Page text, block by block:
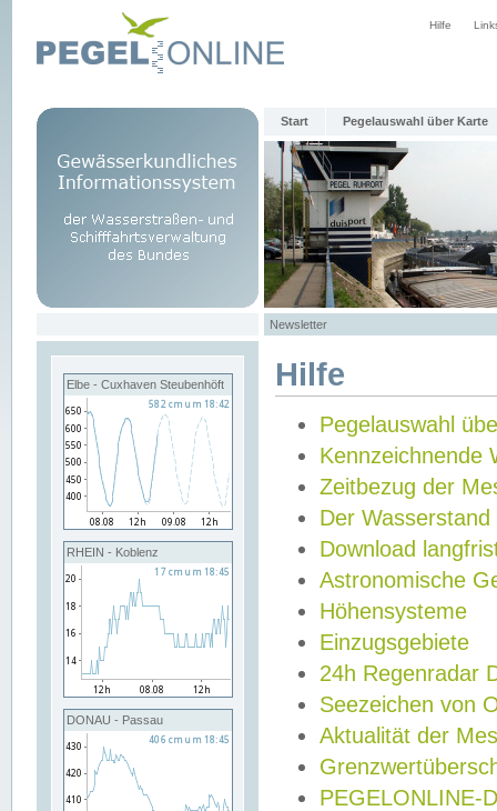
Hilfe
Start Pegelauswahl über Karte
Newsletter
Elbe - Cuxhaven Steubenhöft
RHEIN - Koblenz
DONAU - Passau
Hilfe
Pegelauswahl
Kennzeichnende
Zeitbezug der
Der Wasserstand
Download
Astronomische
Höhensysteme
Einzugsgebiete
24h Regenradar
Seezeichen von
Aktualität der
PEGELONLINE-